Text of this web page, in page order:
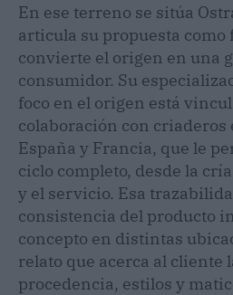
En ese terreno se sitúa
articula su propuesta
convierte el origen en una
consumidor. Su
foco en el origen está
colaboración con criaderos
España y Francia, que le
ciclo completo, desde la
y el servicio. Esa
consistencia del producto
concepto en distintas
relato que acerca al cliente
procedencia, estilos y